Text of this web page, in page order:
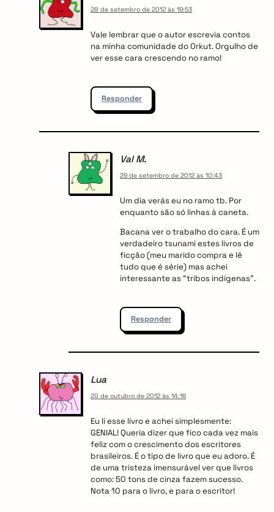
28 de setembro de 2012 às 19:53
Vale lembrar que o autor escrevia contos
na minha comunidade do Orkut. Orgulho de
ver esse cara crescendo no ramo!
Responder
Val M.
29 de setembro de 2012 às 10:43
Um dia verás eu no ramo tb. Por
enquanto são só linhas à caneta.
Bacana ver o trabalho do cara. É um
verdadeiro tsunami estes livros de
ficção (meu marido compra e lê
tudo que é série) mas achei
interessante as “tribos indígenas”.
Responder
Lua
20 de outubro de 2012 às 14:16
Eu li esse livro e achei simplesmente:
GENIAL! Queria dizer que fico cada vez mais
feliz com o crescimento dos escritores
brasileiros. É o tipo de livro que eu adoro. É
de uma tristeza imensurável ver que livros
como: 50 tons de cinza fazem sucesso.
Nota 10 para o livro, e para o escritor!